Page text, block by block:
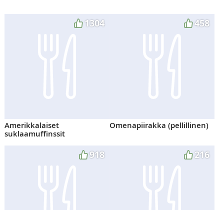
1304
Amerikkalaiset
suklaamuffinssit
458
Omenapiirakka (pellillinen)
918 216